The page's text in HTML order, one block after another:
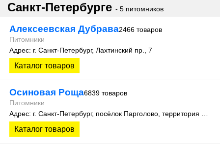
Санкт-Петербурге - 5 питомников
Алексеевская Дубрава2466 товаров
Питомники
Адрес: г. Санкт-Петербург, Лахтинский пр., 7
Каталог товаров
Осиновая Роща6839 товаров
Питомники
Каталог товаров